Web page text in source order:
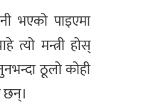
भएको पाइएमा
त्यो मन्त्री होस्
ठूलो कोही